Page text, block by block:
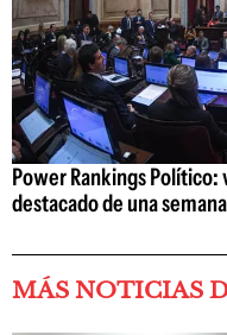
Power Rankings Político:
destacado de una
MÁS NOTICIAS